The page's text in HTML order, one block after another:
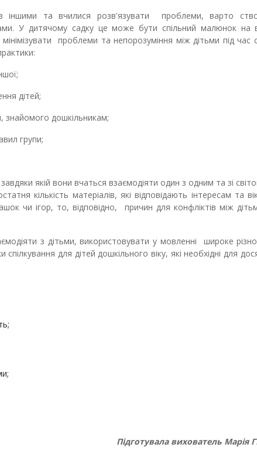
іншими та вчилися розв'язувати проблеми, варто
У дитячому садку це може бути спільний малюнок на
проблеми та непорозуміння між дітьми під час
дітей;
знайомого дошкільникам;
групи;
якій вони вчаться взаємодіяти один з одним та зі
кількість матеріалів, які відповідають інтересам та
чи ігор, то, відповідно, причин для конфліктів між
з дітьми, використовувати у мовленні широке
для дітей дошкільного віку, які необхідні для
Підготувала вихователь Марія